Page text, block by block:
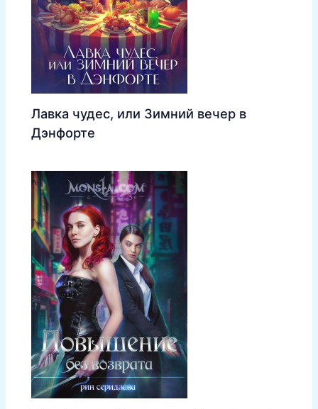
Лавка чудес, или Зимний вечер в
Дэнфорте